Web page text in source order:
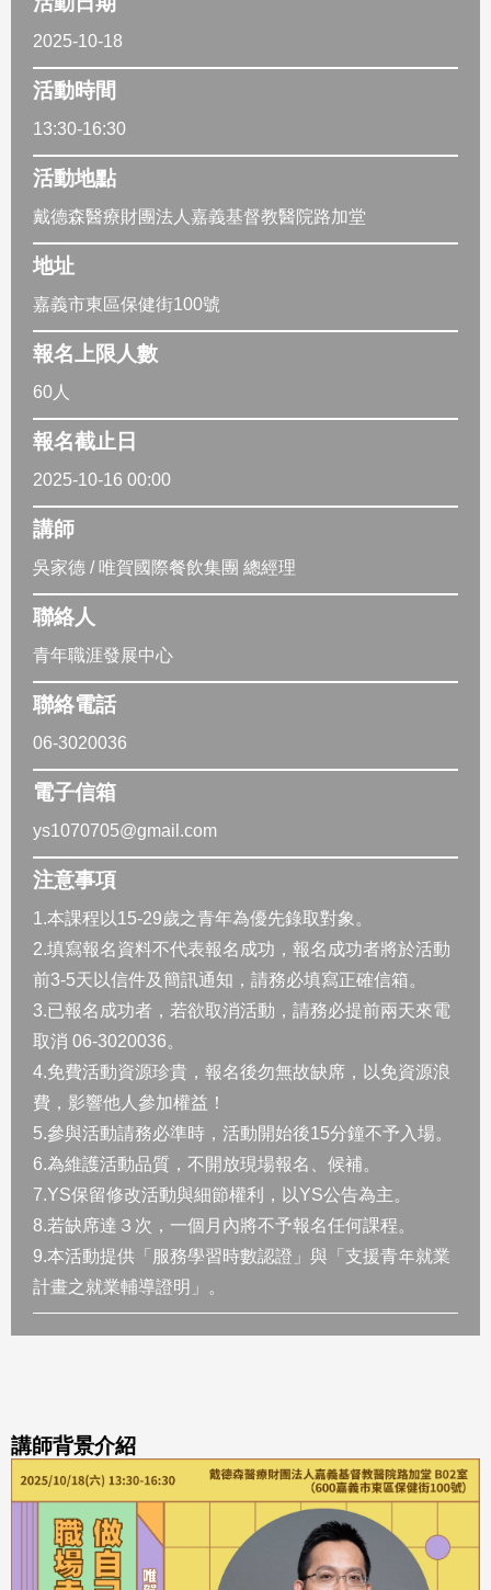
2025-10-18
活動時間
13:30-16:30
活動地點
戴德森醫療財團法人嘉義基督教醫院路加堂
地址
嘉義市東區保健街100號
報名上限人數
60人
報名截止日
2025-10-16 00:00
講師
吳家德 / 唯賀國際餐飲集團 總經理
聯絡人
青年職涯發展中心
聯絡電話
06-3020036
電子信箱
ys1070705@gmail.com
注意事項
1.本課程以15-29歲之青年為優先錄取對象。
2.填寫報名資料不代表報名成功，報名成功者將於活動
前3-5天以信件及簡訊通知，請務必填寫正確信箱。
3.已報名成功者，若欲取消活動，請務必提前兩天來電
取消 06-3020036。
4.免費活動資源珍貴，報名後勿無故缺席，以免資源浪
費，影響他人參加權益！
5.參與活動請務必準時，活動開始後15分鐘不予入場。
6.為維護活動品質，不開放現場報名、候補。
7.YS保留修改活動與細節權利，以YS公告為主。
8.若缺席達３次，一個月內將不予報名任何課程。
9.本活動提供「服務學習時數認證」與「支援青年就業
計畫之就業輔導證明」。
講師背景介紹